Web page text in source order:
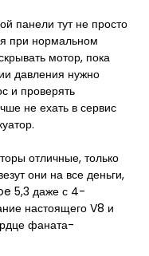
панели тут не просто
при нормальном
мотор, пока
давления нужно
и проверять
не ехать в сервис
отличные, только
они на все деньги,
5,3 даже с 4-
настоящего V8 и
фаната-